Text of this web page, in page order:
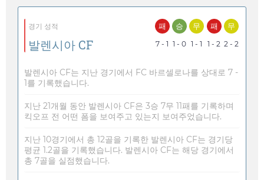
경기 성적
발렌시아 CF
패
7 - 1
승
1 - 0
무
1 - 1
패
1 - 2
무
2 - 2
발렌시아 CF는 지난 경기에서 FC 바르셀로나를 상대로 7 -
1를 기록했습니다.
지난 21개월 동안 발렌시아 CF은 3승 7무 11패를 기록하며
킥오프 전 어떤 폼을 보여주고 있는지 보여주었습니다.
지난 10경기에서 총 12골을 기록한 발렌시아 CF는 경기당
평균 1.2골을 기록했습니다. 발렌시아 CF는 해당 경기에서
총 7골을 실점했습니다.